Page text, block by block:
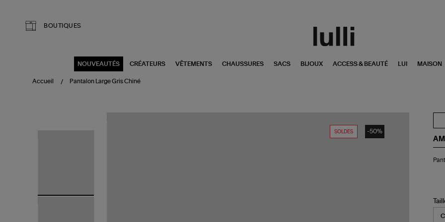
BOUTIQUES
NOUVEAUTÉS CRÉATEURS VÊTEMENTS CHAUSSURES SACS BIJOUX ACCESS & BEAUTÉ LUI MAISON
Accueil Pantalon Large Gris Chiné
SOLDES -50%